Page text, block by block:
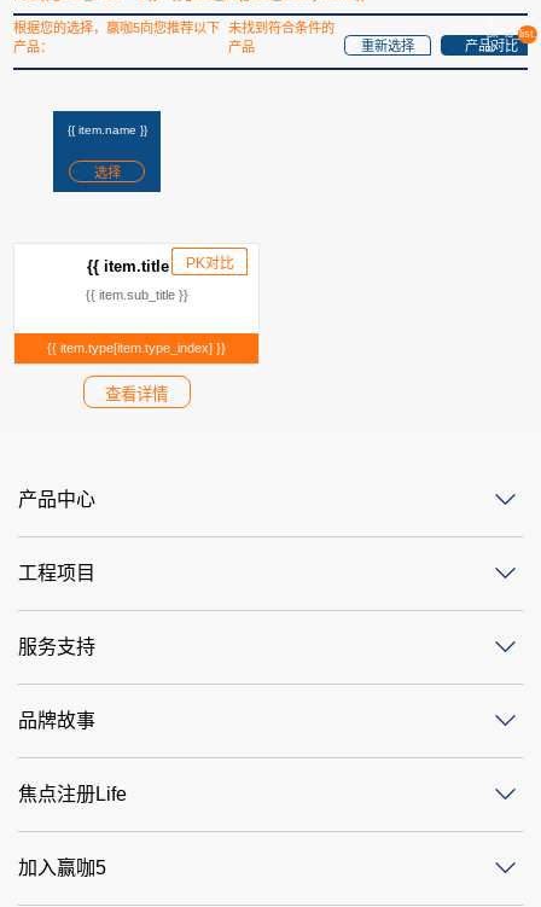
问题{{ guide_index + 1 }}：{{ guide_list[guide_index].name }}
{{
{{ item.name }}
已添加
PK对比
{{ item.title }}
{{ item.type[item.type_index] }}